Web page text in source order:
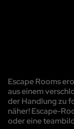
Escape Rooms
aus einem
der Handlung zu
näher! Escape-
oder eine